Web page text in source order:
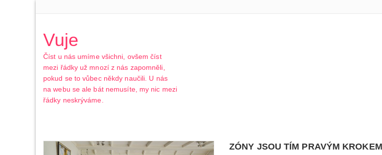
Vuje
Číst u nás umíme všichni, ovšem číst
mezi řádky už mnozí z nás zapomněli,
pokud se to vůbec někdy naučili. U nás
na webu se ale bát nemusíte, my nic mezi
řádky neskrýváme.